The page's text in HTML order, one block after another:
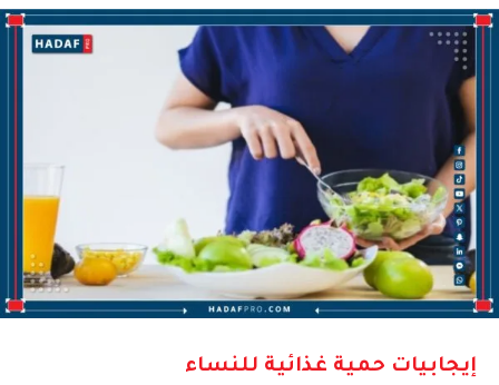
إيجابيات حمية غذائية للنساء